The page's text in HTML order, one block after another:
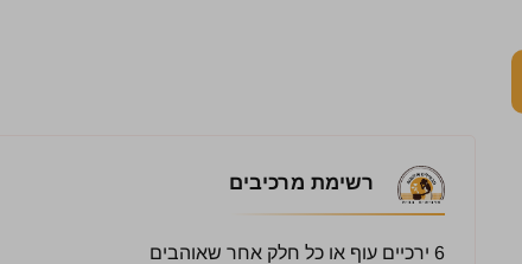
רשימת מרכיבים
6 ירכיים עוף או כל חלק אחר שאוהבים